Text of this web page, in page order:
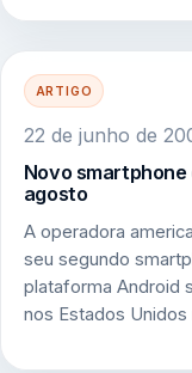
ARTIGO
22 de junho de
Novo
agosto
A operadora
seu segundo
plataforma Android
nos Estados